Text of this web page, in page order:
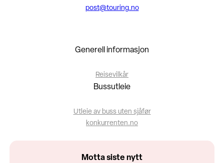
post@touring.no
Generell informasjon
Reisevilkår
Bussutleie
Utleie av buss uten sjåfør
konkurrenten.no
Motta siste nytt